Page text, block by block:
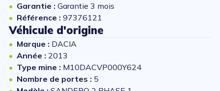
Garantie : Garantie 3 mois
Référence : 97376121
Véhicule d'origine
Marque : DACIA
Année : 2013
Type mine : M10DACVP000Y624
Nombre de portes : 5